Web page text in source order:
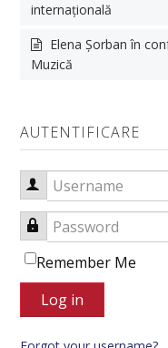
internațională
Elena Șorban în
Muzică
AUTENTIFICARE
Username
Password
Remember Me
Log in